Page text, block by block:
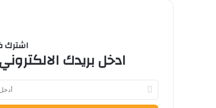
اشترك
ادخل بريدك
بريدك
الإلكتروني